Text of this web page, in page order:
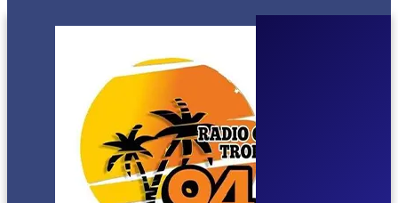
propiedad
privada